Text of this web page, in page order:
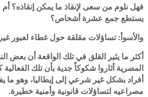
فهل نلوم من سعى لإنقاذ ما يمكن إنقاذه؟
يستطع جمع عشرة أشخاص؟
والأسوأ: تساؤلات مقلقة حول غطاء لعبور
أكثر ما يثير القلق في تلك الواقعة أن بعض
المصرية أثاروا شكوكاً جدية بأن تلك
أفراد بشكل غير شرعي إلى إيطاليا، وهو ما
مصراعيه لتساؤلات قانونية وأمنية خطيرة.